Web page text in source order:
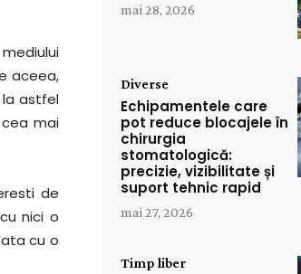
aceea,
la astfel
mai
de
nici o
cu o
mai 28, 2026
Diverse
Echipamentele care
pot reduce blocajele în
chirurgia
stomatologică:
precizie, vizibilitate și
suport tehnic rapid
mai 27, 2026
Timp liber